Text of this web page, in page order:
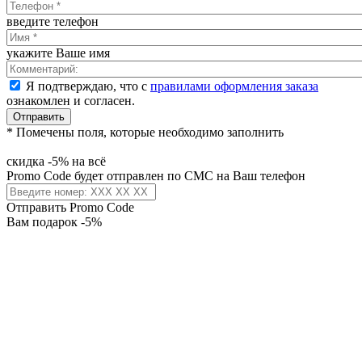
введите телефон
укажите Ваше имя
Я подтверждаю, что с правилами оформления заказа
ознакомлен и согласен.
Отправить
* Помечены поля, которые необходимо заполнить
скидка -5% на всё
Promo Code будет отправлен по СМС на Ваш телефон
Отправить Promo Code
Вам подарок -5%